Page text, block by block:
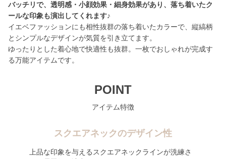
バッチリで、透明感・小顔効果・細身効果があり、落ち着いたク
ールな印象も演出してくれます♪
イエベファッションにも相性抜群の落ち着いたカラーで、縦縞柄
とシンプルなデザインが気質を引き立てます。
ゆったりとした着心地で快適性も抜群。一枚でおしゃれが完成す
る万能アイテムです。
POINT
アイテム特徴
スクエアネックのデザイン性
上品な印象を与えるスクエアネックラインが洗練さ